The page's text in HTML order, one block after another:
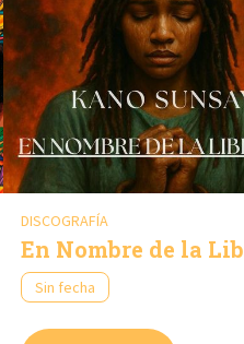
DISCOGRAFÍA
En Nombre de la
Sin fecha